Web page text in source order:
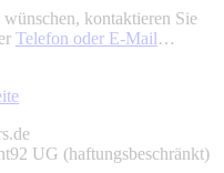
kontaktieren Sie
Telefon oder E-Mail…
UG (haftungsbeschränkt)